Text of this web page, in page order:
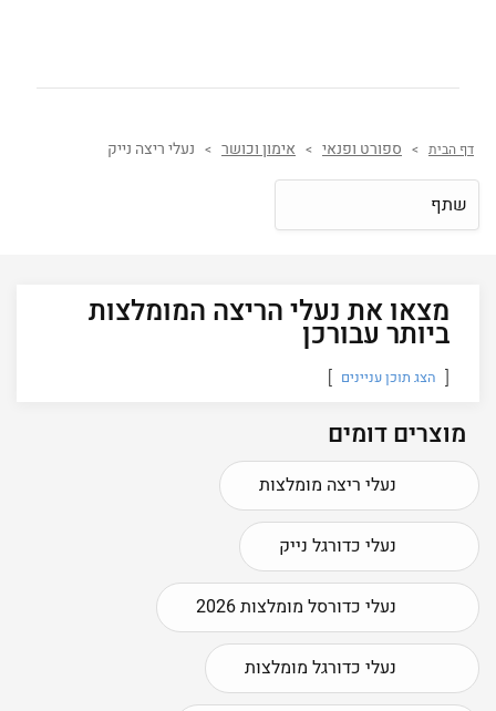
דף הבית > ספורט ופנאי > אימון וכושר > נעלי ריצה נייק
שתף
מצאו את נעלי הריצה המומלצות
ביותר עבורכן
הצג תוכן עניינים
מוצרים דומים
נעלי ריצה מומלצות
נעלי כדורגל נייק
נעלי כדורסל מומלצות 2026
נעלי כדורגל מומלצות